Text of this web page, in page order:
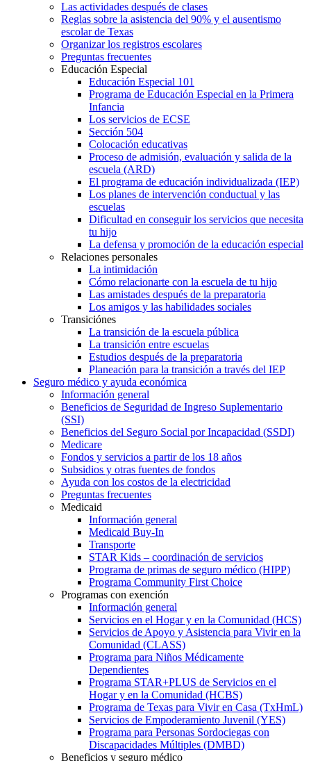
Las actividades después de clases
Reglas sobre la asistencia del 90% y el ausentismo
escolar de Texas
Organizar los registros escolares
Preguntas frecuentes
Educación Especial
Educación Especial 101
Programa de Educación Especial en la Primera
Infancia
Los servicios de ECSE
Sección 504
Colocación educativas
Proceso de admisión, evaluación y salida de la
escuela (ARD)
El programa de educación individualizada (IEP)
Los planes de intervención conductual y las
escuelas
Dificultad en conseguir los servicios que necesita
tu hijo
La defensa y promoción de la educación especial
Relaciones personales
La intimidación
Cómo relacionarte con la escuela de tu hijo
Las amistades después de la preparatoria
Los amigos y las habilidades sociales
Transiciónes
La transición de la escuela pública
La transición entre escuelas
Estudios después de la preparatoria
Planeación para la transición a través del IEP
Seguro médico y ayuda económica
Información general
Beneficios de Seguridad de Ingreso Suplementario
(SSI)
Beneficios del Seguro Social por Incapacidad (SSDI)
Medicare
Fondos y servicios a partir de los 18 años
Subsidios y otras fuentes de fondos
Ayuda con los costos de la electricidad
Preguntas frecuentes
Medicaid
Información general
Medicaid Buy-In
Transporte
STAR Kids – coordinación de servicios
Programa de primas de seguro médico (HIPP)
Programa Community First Choice
Programas con exención
Información general
Servicios en el Hogar y en la Comunidad (HCS)
Servicios de Apoyo y Asistencia para Vivir en la
Comunidad (CLASS)
Programa para Niños Médicamente
Dependientes
Programa STAR+PLUS de Servicios en el
Hogar y en la Comunidad (HCBS)
Programa de Texas para Vivir en Casa (TxHmL)
Servicios de Empoderamiento Juvenil (YES)
Programa para Personas Sordociegas con
Discapacidades Múltiples (DMBD)
Beneficios y seguro médico